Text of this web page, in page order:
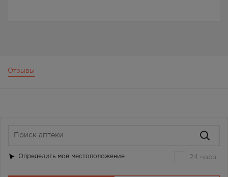
Отзывы
Определить моё местоположение 24 часа